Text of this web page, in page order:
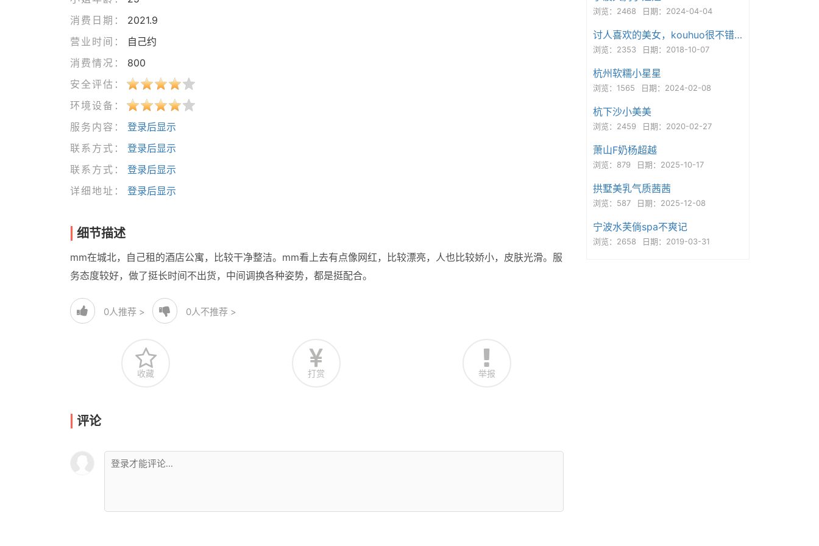
消费日期：
2021.9
营业时间：
自己约
消费情况：
800
安全评估：
环境设备：
服务内容：
登录后显示
联系方式：
登录后显示
联系方式：
登录后显示
详细地址：
登录后显示
细节描述
mm在城北，自己租的酒店公寓，比较干净整洁。mm看上去有点像网红，比较漂亮，人也比较娇小，皮肤光滑。服
务态度较好，做了挺长时间不出货，中间调换各种姿势，都是挺配合。
0人推荐 > 0人不推荐 >
收藏 打赏 举报
评论
浏览：2468 日期：2024-04-04
讨人喜欢的美女，kouhuo很不错，真人真照！
浏览：2353 日期：2018-10-07
杭州软糯小星星
浏览：1565 日期：2024-02-08
杭下沙小美美
浏览：2459 日期：2020-02-27
萧山F奶杨超越
浏览：879 日期：2025-10-17
拱墅美乳气质茜茜
浏览：587 日期：2025-12-08
宁波水芙倘spa不爽记
浏览：2658 日期：2019-03-31